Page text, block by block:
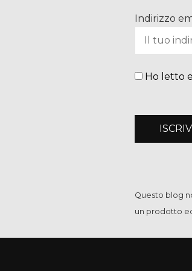
Indirizzo
Ho letto
Questo blog
un prodotto